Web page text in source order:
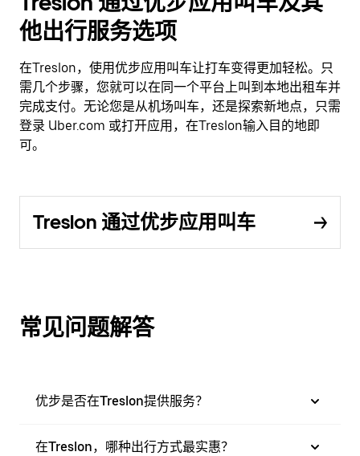
他出行服务选项
在Treslon，使用优步应用叫车让打车变得更加轻松。只
需几个步骤，您就可以在同一个平台上叫到本地出租车并
完成支付。无论您是从机场叫车，还是探索新地点，只需
登录 Uber.com 或打开应用，在Treslon输入目的地即
可。
Treslon 通过优步应用叫车
常见问题解答
优步是否在Treslon提供服务？
在Treslon，哪种出行方式最实惠？